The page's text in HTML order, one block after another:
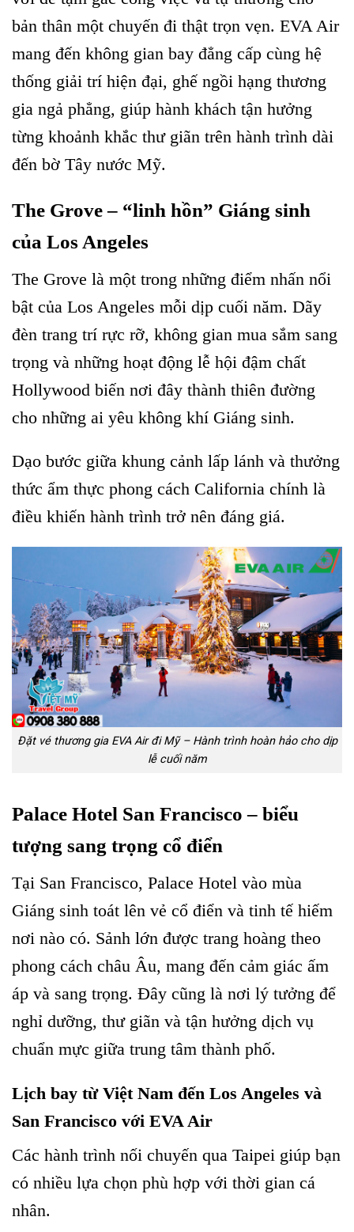
bản thân một chuyến đi thật trọn vẹn. EVA Air
mang đến không gian bay đẳng cấp cùng hệ
thống giải trí hiện đại, ghế ngồi hạng thương
gia ngả phẳng, giúp hành khách tận hưởng
từng khoảnh khắc thư giãn trên hành trình dài
đến bờ Tây nước Mỹ.
The Grove – “linh hồn” Giáng sinh
của Los Angeles
The Grove là một trong những điểm nhấn nổi
bật của Los Angeles mỗi dịp cuối năm. Dãy
đèn trang trí rực rỡ, không gian mua sắm sang
trọng và những hoạt động lễ hội đậm chất
Hollywood biến nơi đây thành thiên đường
cho những ai yêu không khí Giáng sinh.
Dạo bước giữa khung cảnh lấp lánh và thưởng
thức ẩm thực phong cách California chính là
điều khiến hành trình trở nên đáng giá.
Đặt vé thương gia EVA Air đi Mỹ – Hành trình hoàn hảo cho dịp
lễ cuối năm
Palace Hotel San Francisco – biểu
tượng sang trọng cổ điển
Tại San Francisco, Palace Hotel vào mùa
Giáng sinh toát lên vẻ cổ điển và tinh tế hiếm
nơi nào có. Sảnh lớn được trang hoàng theo
phong cách châu Âu, mang đến cảm giác ấm
áp và sang trọng. Đây cũng là nơi lý tưởng để
nghỉ dưỡng, thư giãn và tận hưởng dịch vụ
chuẩn mực giữa trung tâm thành phố.
Lịch bay từ Việt Nam đến Los Angeles và
San Francisco với EVA Air
Các hành trình nối chuyến qua Taipei giúp bạn
có nhiều lựa chọn phù hợp với thời gian cá
nhân.